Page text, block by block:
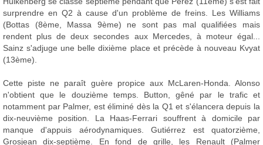
surprendre en Q2 à cause d'un problème de freins. Les Williams
(Bottas (8ème, Massa 9ème) ne sont pas mal qualifiées mais
rendent plus de deux secondes aux Mercedes, à moteur égal...
Sainz s'adjuge une belle dixième place et précède à nouveau Kvyat
(13ème).
Cette piste ne paraît guère propice aux McLaren-Honda. Alonso
n'obtient que le douzième temps. Button, gêné par le trafic et
notamment par Palmer, est éliminé dès la Q1 et s'élancera depuis la
dix-neuvième position. La Haas-Ferrari souffrent à domicile par
manque d'appuis aérodynamiques. Gutiérrez est quatorzième,
Grosjean dix-septième. En fond de grille, les Renault (Palmer